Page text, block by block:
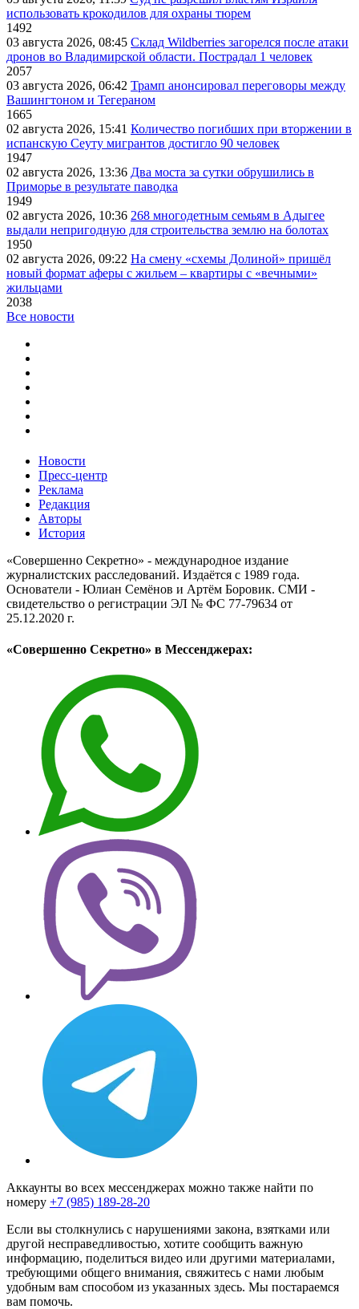
использовать крокодилов для охраны тюрем
1492
03 августа 2026, 08:45 Склад Wildberries загорелся после атаки
дронов во Владимирской области. Пострадал 1 человек
2057
03 августа 2026, 06:42 Трамп анонсировал переговоры между
Вашингтоном и Тегераном
1665
02 августа 2026, 15:41 Количество погибших при вторжении в
испанскую Сеуту мигрантов достигло 90 человек
1947
02 августа 2026, 13:36 Два моста за сутки обрушились в
Приморье в результате паводка
1949
02 августа 2026, 10:36 268 многодетным семьям в Адыгее
выдали непригодную для строительства землю на болотах
1950
02 августа 2026, 09:22 На смену «схемы Долиной» пришёл
новый формат аферы с жильем – квартиры с «вечными»
жильцами
2038
Все новости
Новости
Пресс-центр
Реклама
Редакция
Авторы
История
«Совершенно Секретно» - международное издание
журналистских расследований. Издаётся с 1989 года.
Основатели - Юлиан Семёнов и Артём Боровик. CМИ -
свидетельство о регистрации ЭЛ № ФС 77-79634 от
25.12.2020 г.
«Совершенно Секретно» в Мессенджерах:
Аккаунты во всех мессенджерах можно также найти по
номеру +7 (985) 189-28-20
Если вы столкнулись с нарушениями закона, взятками или
другой несправедливостью, хотите сообщить важную
информацию, поделиться видео или другими материалами,
требующими общего внимания, свяжитесь с нами любым
удобным вам способом из указанных здесь. Мы постараемся
вам помочь.